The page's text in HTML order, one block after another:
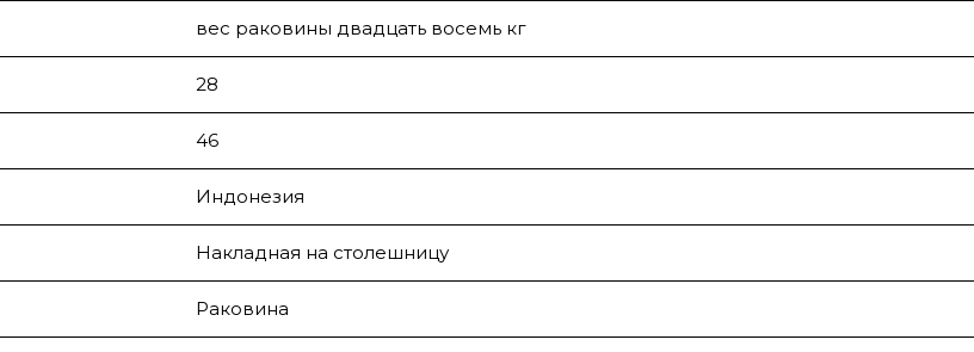
вес раковины двадцать восемь кг
28
46
Индонезия
Накладная на столешницу
Раковина